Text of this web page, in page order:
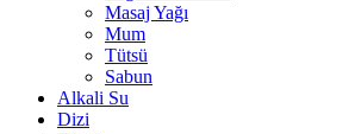
Masaj Yağı
Mum
Tütsü
Sabun
Alkali Su
Dizi